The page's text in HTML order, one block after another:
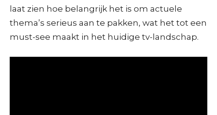
laat zien hoe belangrijk het is om actuele
thema’s serieus aan te pakken, wat het tot een
must-see maakt in het huidige tv-landschap.